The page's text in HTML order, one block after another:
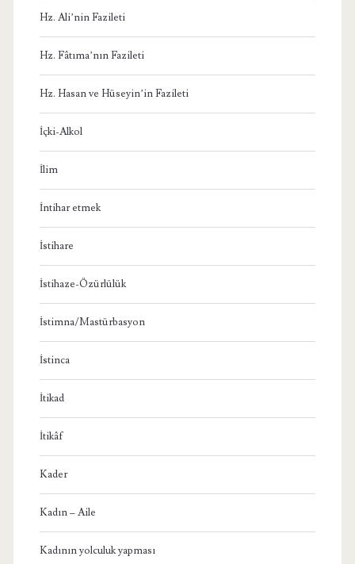
Hz. Ali’nin Fazileti
Hz. Fâtıma’nın Fazileti
Hz. Hasan ve Hüseyin’in Fazileti
İçki-Alkol
İlim
İntihar etmek
İstihare
İstihaze-Özürlülük
İstimna/Mastürbasyon
İstinca
İtikad
İtikâf
Kader
Kadın – Aile
Kadının yolculuk yapması